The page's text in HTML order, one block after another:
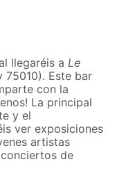
llegaréis a Le
75010). Este bar
con la
La principal
y el
ver exposiciones
artistas
de